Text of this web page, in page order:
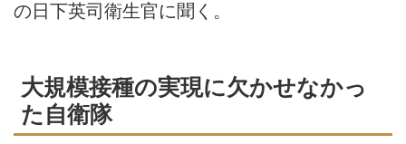
の日下英司衛生官に聞く。
大規模接種の実現に欠かせなかっ
た自衛隊